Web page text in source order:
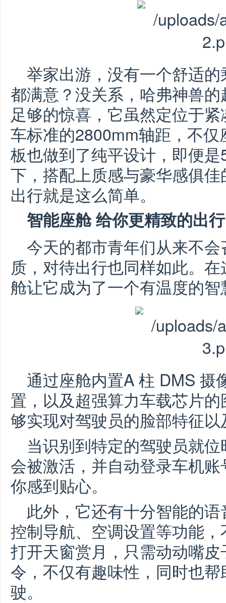
举家出游，没有一个舒适
都满意？没关系，哈弗神兽
足够的惊喜，它虽然定位于
车标准的2800mm轴距，不
板也做到了纯平设计，即便
下，搭配上质感与豪华感俱
出行就是这么简单。
智能座舱给你更精致的出行
今天的都市青年们从来不
质，对待出行也同样如此。
舱让它成为了一个有温度的
通过座舱内置A 柱 DMS 摄
置，以及超强算力车载芯片
够实现对驾驶员的脸部特征
当识别到特定的驾驶员就
会被激活，并自动登录车机
你感到贴心。
此外，它还有十分智能的
控制导航、空调设置等功能
打开天窗赏月，只需动动嘴
令，不仅有趣味性，同时也
驶。